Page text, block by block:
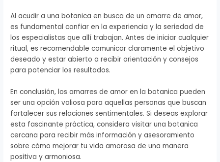
Al acudir a una botanica en busca de un amarre de amor,
es fundamental confiar en la experiencia y la seriedad de
los especialistas que allí trabajan. Antes de iniciar cualquier
ritual, es recomendable comunicar claramente el objetivo
deseado y estar abierto a recibir orientación y consejos
para potenciar los resultados.
En conclusión, los amarres de amor en la botanica pueden
ser una opción valiosa para aquellas personas que buscan
fortalecer sus relaciones sentimentales. Si deseas explorar
esta fascinante práctica, considera visitar una botanica
cercana para recibir más información y asesoramiento
sobre cómo mejorar tu vida amorosa de una manera
positiva y armoniosa.